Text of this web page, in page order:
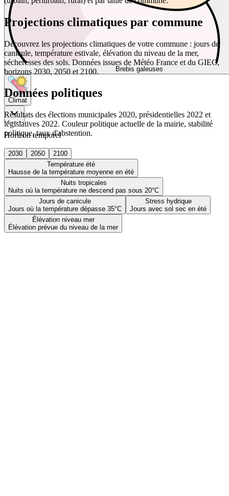
Brebis galeuses
Climat
Horizon temporel
2030 2050
2100
Température été
Hausse de la température moyenne en été
Nuits tropicales
Nuits où la température ne descend pas sous 20°C
Jours de canicule
Jours où la température dépasse 35°C
Stress hydrique
Jours avec sol sec en été
Élévation niveau mer
Élévation prévue du niveau de la mer
Projections climatiques par commune
Découvrez les projections climatiques de votre commune : jours de
canicule, température estivale, élévation du niveau de la mer,
sécheresses des sols. Données issues de Météo France et du GIEC,
horizons 2030, 2050 et 2100.
Données politiques
Résultats des élections municipales 2020, présidentielles 2022 et
législatives 2022. Couleur politique actuelle de la mairie, stabilité
politique, taux d'abstention.